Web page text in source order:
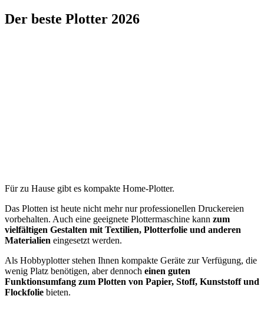
Der beste Plotter 2026
Für zu Hause gibt es kompakte Home-Plotter.
Das Plotten ist heute nicht mehr nur professionellen Druckereien
vorbehalten. Auch eine geeignete Plottermaschine kann zum
vielfältigen Gestalten mit Textilien, Plotterfolie und anderen
Materialien eingesetzt werden.
Als Hobbyplotter stehen Ihnen kompakte Geräte zur Verfügung, die
wenig Platz benötigen, aber dennoch einen guten
Funktionsumfang zum Plotten von Papier, Stoff, Kunststoff und
Flockfolie bieten.